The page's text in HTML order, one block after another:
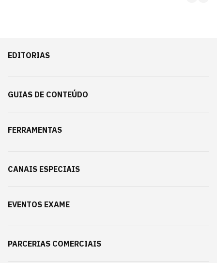
EDITORIAS
GUIAS DE CONTEÚDO
FERRAMENTAS
CANAIS ESPECIAIS
EVENTOS EXAME
PARCERIAS COMERCIAIS